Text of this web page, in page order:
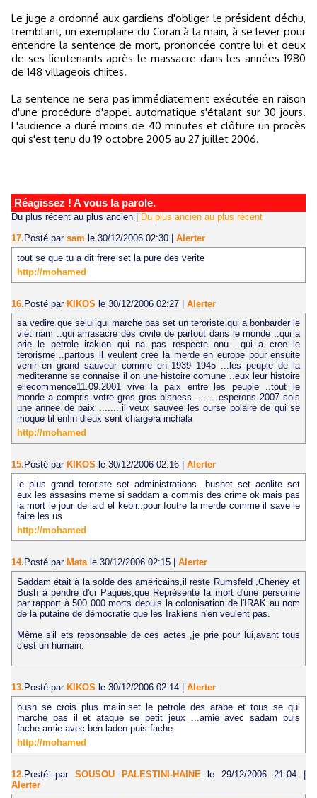
Le juge a ordonné aux gardiens d'obliger le président déchu,
tremblant, un exemplaire du Coran à la main, à se lever pour
entendre la sentence de mort, prononcée contre lui et deux
de ses lieutenants après le massacre dans les années 1980
de 148 villageois chiites.
La sentence ne sera pas immédiatement exécutée en raison
d'une procédure d'appel automatique s'étalant sur 30 jours.
L'audience a duré moins de 40 minutes et clôture un procès
qui s'est tenu du 19 octobre 2005 au 27 juillet 2006.
Réagissez ! A vous la parole.
Du plus récent au plus ancien
Du plus ancien au plus récent
17. Posté par sam le 30/12/2006 02:30
Alerter
tout se que tu a dit frere set la pure des verite
http://mohamed
16.Posté par KIKOS le 30/12/2006 02:27 | Alerter
sa vedire que selui qui marche pas set un teroriste qui a bonbarder le
viet nam ..qui amasacre des civile de partout dans le monde ..qui a
prie le petrole irakien qui na pas respecte onu ..qui a cree le
terorisme ..partous il veulent cree la merde en europe pour ensuite
venir en grand sauveur comme en 1939 1945 ...les peuple de la
mediteranne se connaise il on une histoire comune ..eux leur histoire
ellecommence11.09.2001 vive la paix entre les peuple ..tout le
monde a compris votre gros gros bisness ........esperons 2007 sois
une annee de paix ........il veux sauvee les ourse polaire de qui se
moque til enfin dieux sent chargera inchala
http://mohamed
15. Posté par KIKOS le 30/12/2006 02:16
Alerter
le plus grand teroriste set administrations...bushet set acolite set
eux les assasins meme si saddam a commis des crime ok mais pas
la mort le jour de laid el kebir..pour foutre la merde comme il save le
faire les us
http://mohamed
14.Posté par Mata le 30/12/2006 02:15 | Alerter
Saddam était à la solde des américains,il reste Rumsfeld ,Cheney et
Bush à pendre d'ci Paques,que Représente la mort d'une personne
par rapport à 500 000 morts depuis la colonisation de l'IRAK au nom
de la putaine de démocratie que les Irakiens n'en veulent pas.
Même s'il ets repsonsable de ces actes ,je prie pour lui,avant tous
c'est un humain.
13. Posté par KIKOS le 30/12/2006 02:14
Alerter
bush se crois plus malin.set le petrole des arabe et tous se qui
marche pas il et ataque se petit jeux ...amie avec sadam puis
fache.amie avec ben laden puis fache
http://mohamed
12. Posté par SOUSOU PALESTINI-HAINE le 29/12/2006 21:04
Alerter